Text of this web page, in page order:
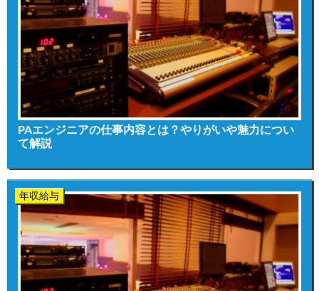
PAエンジニアの仕事内容とは？やりがいや魅力につい
て解説
年収給与